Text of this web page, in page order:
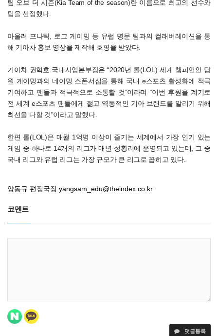
팀 오브 더 시즌(Kia Team of the season)란 이름으로 최고의 선수와
팀을 선정했다.
아울러 프나틱, 로그 게이밍 등 유럽 명문 팀과의 컬래버레이션을 통
해 기아차 홍보 영상을 제작해 호평을 받았다.
기아차 권혁호 국내사업본부장은 “2020년 롤(LOL) 세계 챔피언인 담
원 게이밍과의 네이밍 스폰서십을 통해 국내 e스포츠 활성화에 적극
기여하고 팬들과 적극적으로 소통할 것”이라며 “이번 후원을 계기로
전 세계 e스포츠 팬들에게 젊고 역동적인 기아 브랜드를 알리기 위해
최선을 다할 것”이라고 말했다.
한편 롤(LOL)은 매월 1억명 이상이 즐기는 세계에서 가장 인기 있는
게임 중 하나로 14개의 리그가 매년 성황리에 운영되고 있는데, 그 중
국내 리그와 유럽 리그는 가장 규모가 큰 리그로 꼽히고 있다.
양동규 편집국장 yangsam_edu@theindex.co.kr
코멘트
댓글등록